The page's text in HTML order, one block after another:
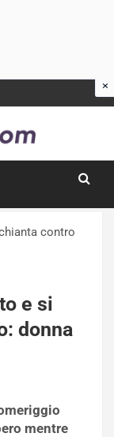
contro
e si
donna
mentre